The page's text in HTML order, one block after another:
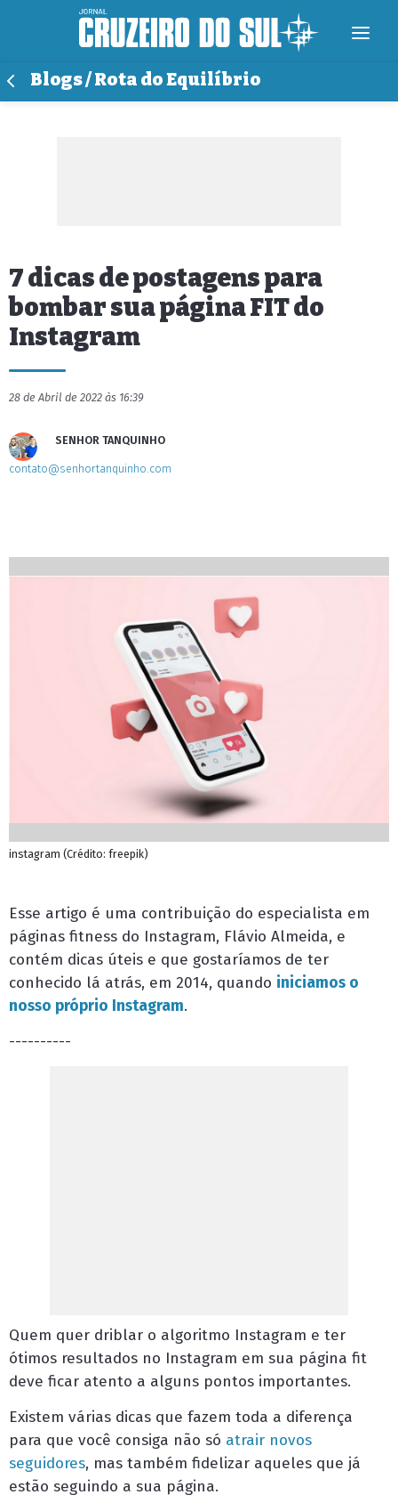
Blogs / Rota do Equilíbrio
7 dicas de postagens para
bombar sua página FIT do
Instagram
28 de Abril de 2022 às 16:39
SENHOR TANQUINHO
contato@senhortanquinho.com
instagram (Crédito: freepik)
Esse artigo é uma contribuição do especialista em
páginas fitness do Instagram, Flávio Almeida, e
contém dicas úteis e que gostaríamos de ter
conhecido lá atrás, em 2014, quando iniciamos o
nosso próprio Instagram.
----------
Quem quer driblar o algoritmo Instagram e ter
ótimos resultados no Instagram em sua página fit
deve ficar atento a alguns pontos importantes.
Existem várias dicas que fazem toda a diferença
para que você consiga não só atrair novos
seguidores, mas também fidelizar aqueles que já
estão seguindo a sua página.